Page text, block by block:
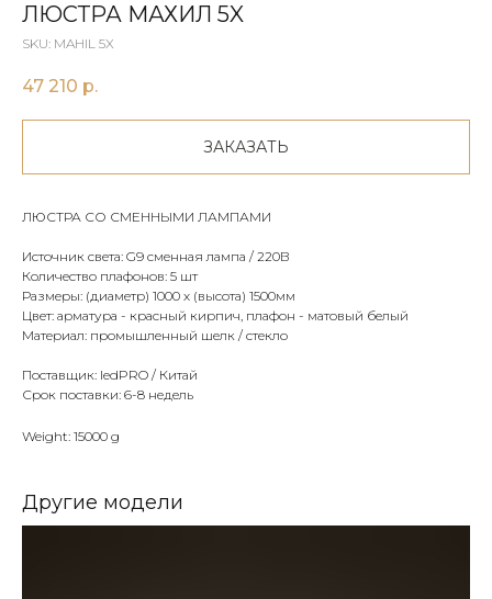
ЛЮСТРА МАХИЛ 5X
SKU: MAHIL 5X
47 210 р.
ЗАКАЗАТЬ
ЛЮСТРА СО СМЕННЫМИ ЛАМПАМИ
Источник света: G9 сменная лампа / 220В
Количество плафонов: 5 шт
Размеры: (диаметр) 1000 х (высота) 1500мм
Цвет: арматура - красный кирпич, плафон - матовый белый
Материал: промышленный шелк / стекло
Поставщик: ledPRO / Китай
Срок поставки: 6-8 недель
Weight: 15000 g
Другие модели